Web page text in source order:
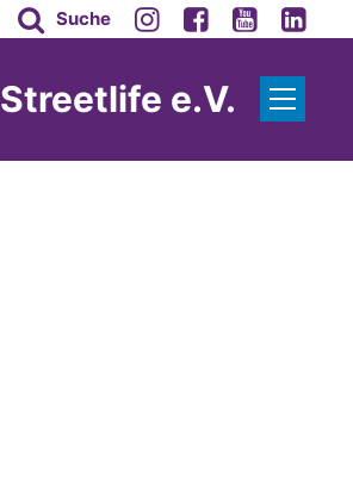
Suche
Streetlife e.V.